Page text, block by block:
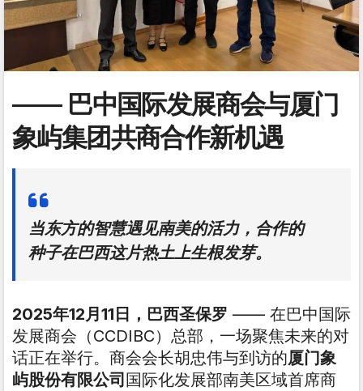
—— 巴中国际发展商会与厦门
象屿集团共商合作新机遇
当东方的智慧遇见南美的活力，合作的
种子在巴西这片热土上生根发芽。
2025年12月11日，巴西圣保罗 —— 在巴中国际
发展商会（CCDIBC）总部，一场聚焦未来的对
话正在举行。商会会长胡忠伟与到访的厦门象
屿股份有限公司 国际化发展部南美区域首席商